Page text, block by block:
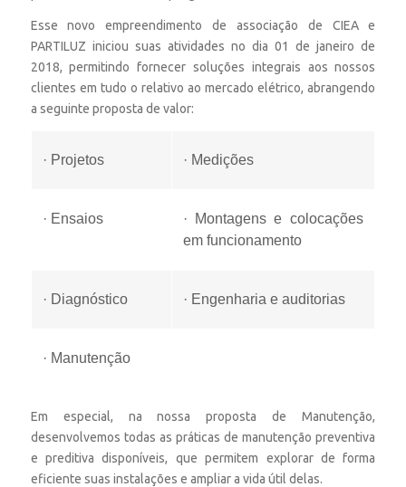
Esse novo empreendimento de associação de CIEA e
PARTILUZ iniciou suas atividades no dia 01 de janeiro de
2018, permitindo fornecer soluções integrais aos nossos
clientes em tudo o relativo ao mercado elétrico, abrangendo
a seguinte proposta de valor:
· Projetos · Medições
· Ensaios
· Montagens e colocações
em funcionamento
· Diagnóstico · Engenharia e auditorias
· Manutenção
Em especial, na nossa proposta de Manutenção,
desenvolvemos todas as práticas de manutenção preventiva
e preditiva disponíveis, que permitem explorar de forma
eficiente suas instalações e ampliar a vida útil delas.